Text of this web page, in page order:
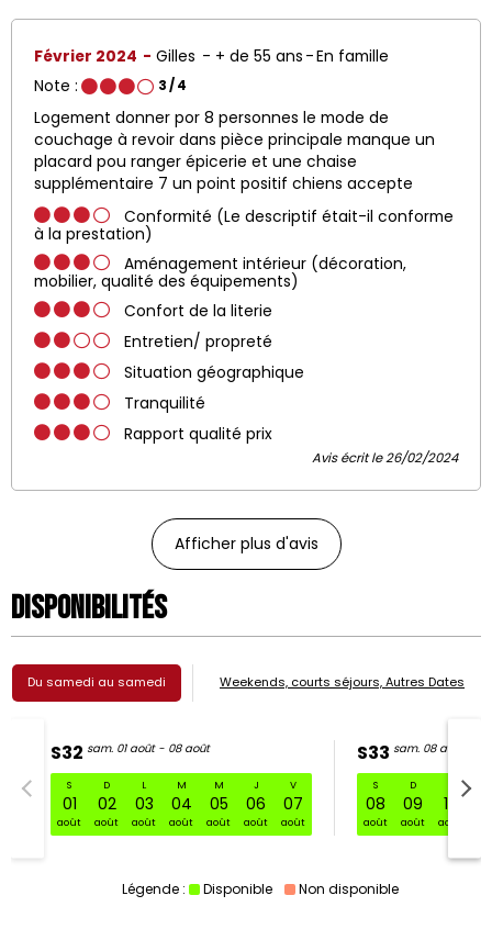
Février 2024 Gilles + de 55 ans
En famille
Note :
3/ 4
Logement donner por 8 personnes le mode de
couchage à revoir dans pièce principale manque un
placard pou ranger épicerie et une chaise
supplémentaire 7 un point positif chiens accepte
Conformité (Le descriptif était-il conforme
à la prestation)
Aménagement intérieur (décoration,
mobilier, qualité des équipements)
Confort de la literie
Entretien/ propreté
Situation géographique
Tranquilité
Rapport qualité prix
Avis écrit le 26/02/2024
Afficher plus d'avis
Disponibilités
Du samedi au samedi Weekends, courts séjours, Autres Dates
S32 sam. 01 août - 08 août
S
01
août
D
02
août
L
03
août
M
04
août
M
05
août
J
06
août
V
07
août
S33 sam. 08 août - 15
S
08
août
D
09
août
10
août
S32 sam. 01 août - 08 août
Légende : Disponible Non disponible